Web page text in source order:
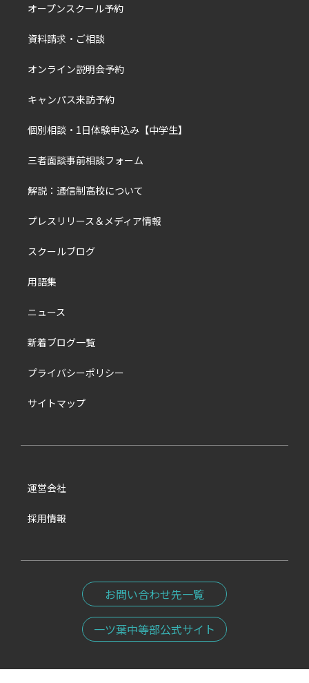
オープンスクール予約
資料請求・ご相談
オンライン説明会予約
キャンパス来訪予約
個別相談・1日体験申込み【中学生】
三者面談事前相談フォーム
解説：通信制高校について
プレスリリース＆メディア情報
スクールブログ
用語集
ニュース
新着ブログ一覧
プライバシーポリシー
サイトマップ
運営会社
採用情報
お問い合わせ先一覧
一ツ葉中等部公式サイト